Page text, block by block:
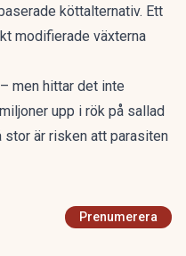
köttalternativ. Ett
modifierade växterna
men hittar det inte
upp i rök på sallad
stor är risken att parasiten
Prenumerera